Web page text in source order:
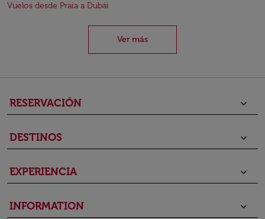
Vuelos desde Praia a Dubái
Ver más
RESERVACIÓN keyboard_arrow_down
DESTINOS keyboard_arrow_down
EXPERIENCIA keyboard_arrow_down
INFORMATION keyboard_arrow_down